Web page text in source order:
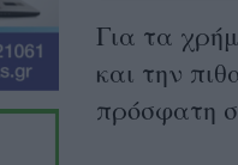
Για τα
και την
πρόσφατη